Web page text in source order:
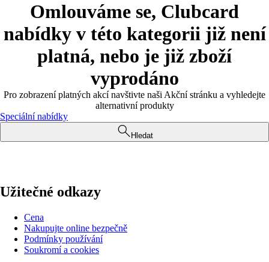
Omlouváme se, Clubcard
nabídky v této kategorii již není
platná, nebo je již zboží
vyprodáno
Pro zobrazení platných akcí navštivte naši Akční stránku a vyhledejte
alternativní produkty
Speciální nabídky
Hledat
Užitečné odkazy
Cena
Nakupujte online bezpečně
Podmínky používání
Soukromí a cookies